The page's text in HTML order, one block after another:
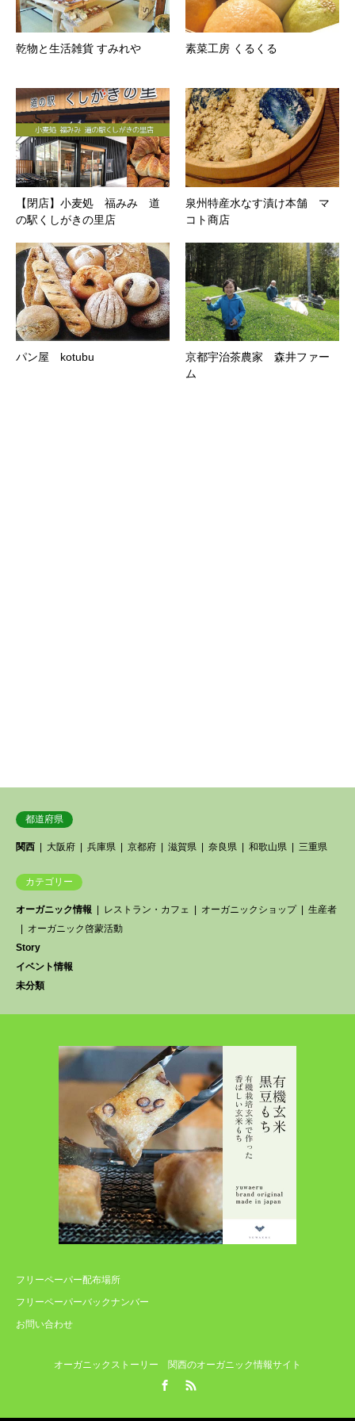
乾物と生活雑貨 すみれや 素菜工房 くるくる
【閉店】小麦処 福みみ 道
の駅くしがきの里店
泉州特産水なす漬け本舗 マ
コト商店
パン屋 kotubu
京都宇治茶農家 森井ファー
ム
都道府県
関西 大阪府 兵庫県 京都府 滋賀県 奈良県 和歌山県 三重県
カテゴリー
オーガニック情報 レストラン・カフェ オーガニックショップ
生産者
オーガニック啓蒙活動
Story
イベント情報
未分類
フリーペーパー配布場所
フリーペーパーバックナンバー
お問い合わせ
オーガニックストーリー 関西のオーガニック情報サイト